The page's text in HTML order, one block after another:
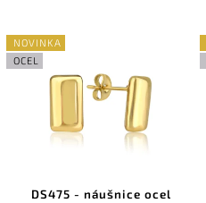
NOVINKA
OCEL
DS475 - náušnice ocel